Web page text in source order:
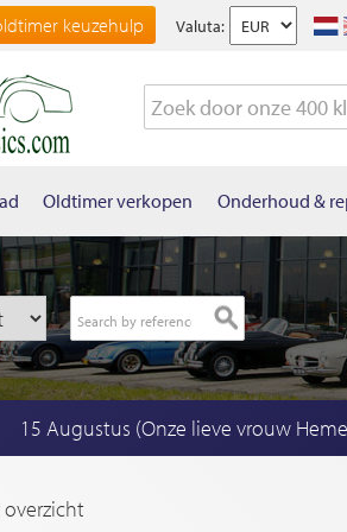
keuzehulp Valuta:
Oldtimer verkopen Onderhoud &
15 Augustus (Onze lieve vrouw
overzicht